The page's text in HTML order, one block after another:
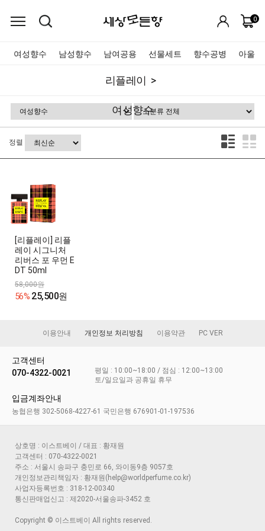
0
여성향수 남성향수 남여공용 선물세트 향수공병 아울렛
리플레이
여성향수
정렬
[리플레이] 리플
레이 시그니처
리버스 포 우먼 E
DT 50ml
58,000원
56% 25,500원
이용안내 개인정보 처리방침 이용약관 PC VER
고객센터
070-4322-0021
평일 : 10:00~18:00 / 점심 : 12:00~13:00
토/일요일과 공휴일 휴무
입금계좌안내
농협은행 302-5068-4227-61 국민은행 676901-01-197536
상호명 : 이스트베이 / 대표 : 황재원
고객센터 : 070-4322-0021
주소 : 서울시 송파구 충민로 66, 와이동9층 9057호
개인정보관리책임자 : 황재원(help@worldperfume.co.kr)
사업자등록번호 : 318-12-00340
통신판매업신고 : 제2020-서울송파-3452 호
Copyright © 이스트베이 All rights reserved.